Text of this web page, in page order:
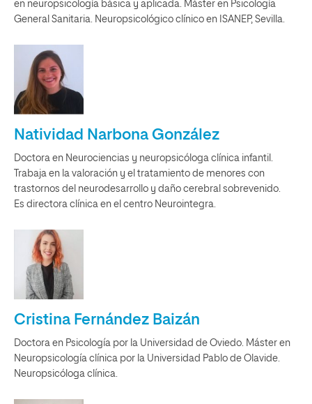
en neuropsicología básica y aplicada. Máster en Psicología
General Sanitaria. Neuropsicológico clínico en ISANEP, Sevilla.
Natividad Narbona González
Doctora en Neurociencias y neuropsicóloga clínica infantil.
Trabaja en la valoración y el tratamiento de menores con
trastornos del neurodesarrollo y daño cerebral sobrevenido.
Es directora clínica en el centro Neurointegra.
Cristina Fernández Baizán
Doctora en Psicología por la Universidad de Oviedo. Máster en
Neuropsicología clínica por la Universidad Pablo de Olavide.
Neuropsicóloga clínica.